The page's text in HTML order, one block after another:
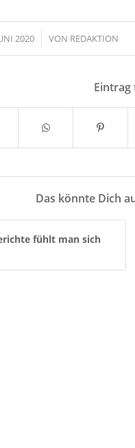
2020 VON REDAKTION
Eintrag
Das könnte Dich
fühlt man sich